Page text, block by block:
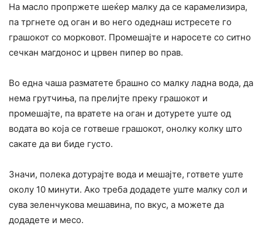
На масло пропржете шеќер малку да се карамелизира,
па тргнете од оган и во него одеднаш истресете го
грашокот со морковот. Промешајте и наросете со ситно
сечкан магдонос и црвен пипер во прав.
Во една чаша разматете брашно со малку ладна вода, да
нема грутчиња, па прелијте преку грашокот и
промешајте, па вратете на оган и дотурете уште од
водата во која се готвеше грашокот, онолку колку што
сакате да ви биде густо.
Значи, полека дотурајте вода и мешајте, гответе уште
околу 10 минути. Ако треба додадете уште малку сол и
сува зеленчукова мешавина, по вкус, а можете да
додадете и месо.